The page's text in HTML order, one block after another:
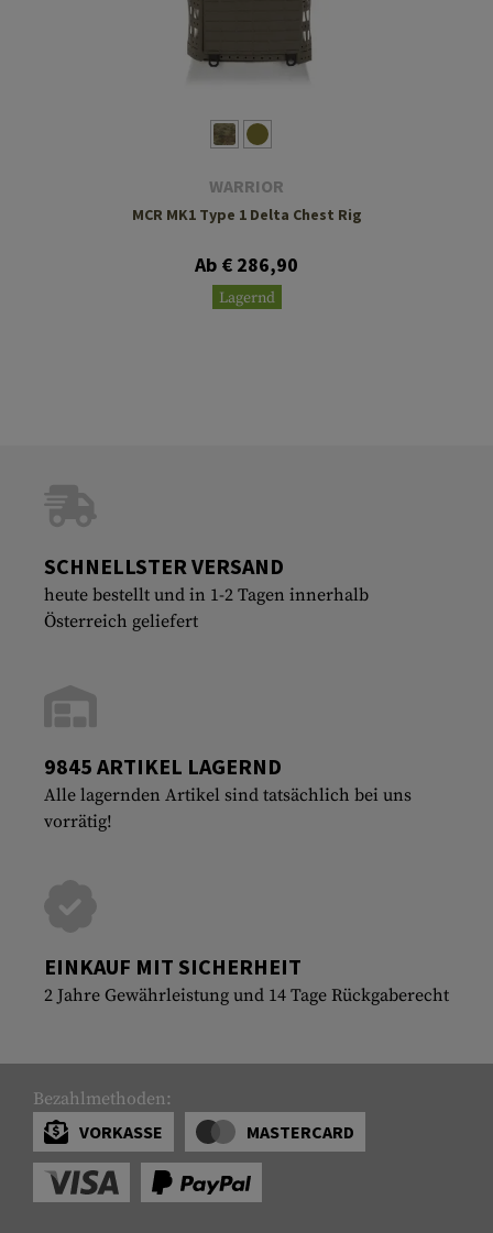
WARRIOR
MCR MK1 Type 1 Delta Chest Rig
Ab € 286,90
Lagernd
SCHNELLSTER VERSAND
heute bestellt und in 1-2 Tagen innerhalb
Österreich geliefert
9845 ARTIKEL LAGERND
Alle lagernden Artikel sind tatsächlich bei uns
vorrätig!
EINKAUF MIT SICHERHEIT
2 Jahre Gewährleistung und 14 Tage Rückgaberecht
Bezahlmethoden:
VORKASSE
MASTERCARD